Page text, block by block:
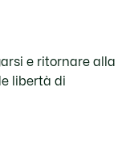
e ritornare alla
libertà di